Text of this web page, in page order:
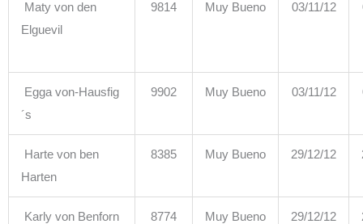
Maty von den
Elguevil
9814 Muy Bueno 03/11/12
Egga von-Hausfig
´s
9902 Muy Bueno 03/11/12
Harte von ben
Harten
8385 Muy Bueno 29/12/12
Karly von Benforn 8774 Muy Bueno 29/12/12